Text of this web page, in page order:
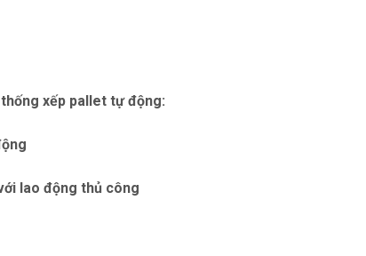
xếp pallet tự động:
lao động thủ công